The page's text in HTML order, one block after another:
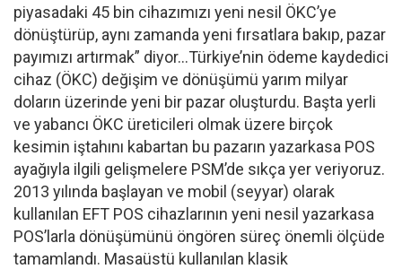
piyasadaki 45 bin cihazımızı yeni nesil ÖKC’ye
dönüştürüp, aynı zamanda yeni fırsatlara bakıp, pazar
payımızı artırmak” diyor…Türkiye’nin ödeme kaydedici
cihaz (ÖKC) değişim ve dönüşümü yarım milyar
doların üzerinde yeni bir pazar oluşturdu. Başta yerli
ve yabancı ÖKC üreticileri olmak üzere birçok
kesimin iştahını kabartan bu pazarın yazarkasa POS
ayağıyla ilgili gelişmelere PSM’de sıkça yer veriyoruz.
2013 yılında başlayan ve mobil (seyyar) olarak
kullanılan EFT POS cihazlarının yeni nesil yazarkasa
POS’larla dönüşümünü öngören süreç önemli ölçüde
tamamlandı. Masaüstü kullanılan klasik